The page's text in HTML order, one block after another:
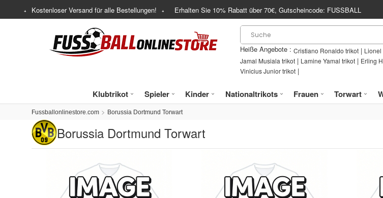
Kostenloser Versand für alle Bestellungen! Erhalten Sie 10% Rabatt über70€, Gutscheincode: FUSSBALL
Heiße Angebote : Cristiano Ronaldo trikot | Lionel
Jamal Musiala trikot | Lamine Yamal trikot | Erling
Vinicius Junior trikot |
Klubtrikot Spieler Kinder Nationaltrikots Frauen Torwart
Fussballonlinestore.com Borussia Dortmund Torwart
Borussia Dortmund Torwart